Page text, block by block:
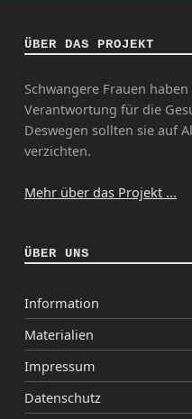
ÜBER DAS PROJEKT
Schwangere Frauen
Verantwortung für die
Deswegen sollten sie auf
verzichten.
Mehr über das Projekt ...
ÜBER UNS
Information
Materialien
Impressum
Datenschutz